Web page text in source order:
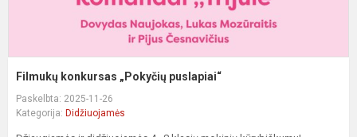
Filmukų konkursas „Pokyčių puslapiai“
Paskelbta: 2025-11-26
Kategorija: Didžiuojamės